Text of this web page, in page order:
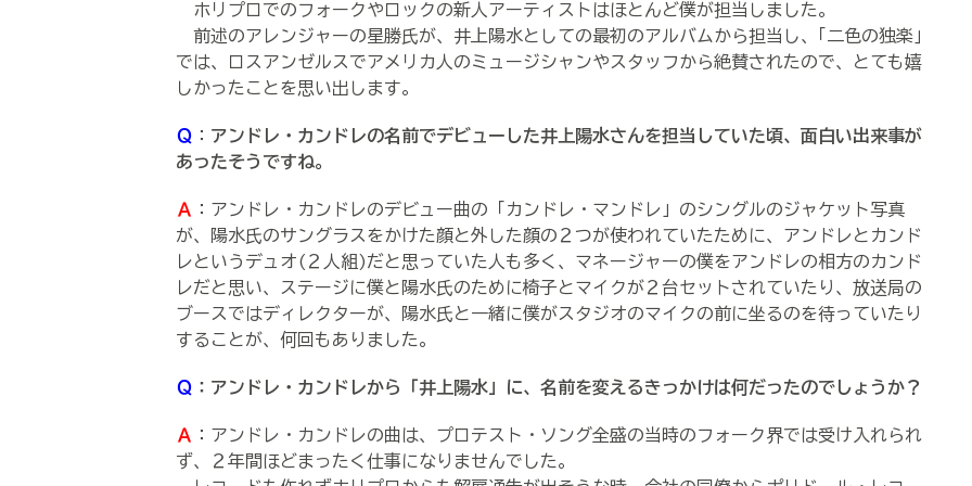
ホリプロでのフォークやロックの新人アーティストはほとんど僕が担当しました。
前述のアレンジャーの星勝氏が、井上陽水としての最初のアルバムから担当し、｢二色の独楽｣
では、ロスアンゼルスでアメリカ人のミュージシャンやスタッフから絶賛されたので、とても嬉
しかったことを思い出します。
Ｑ ： アンドレ・カンドレの名前でデビューした井上陽水さんを担当していた頃、 面白い出来事が
あったそうですね。
Ａ
：アンドレ・カンドレのデビュー曲の「カンドレ・マンドレ」のシングルのジャケット写真
が、陽水氏のサングラスをかけた顔と外した顔の２つが使われていたために、アンドレとカンド
レというデュオ(２人組)だと思っていた人も多く、マネージャーの僕をアンドレの相方のカンド
レだと思い、ステージに僕と陽水氏のために椅子とマイクが２台セットされていたり、放送局の
ブースではディレクターが、陽水氏と一緒に僕がスタジオのマイクの前に坐るのを待っていたり
することが、何回もありました。
Ｑ ：アンドレ・カンドレから「井上陽水」に、 名前を変えるきっかけは何だったのでしょうか？
Ａ
：アンドレ・カンドレの曲は、プロテスト・ソング全盛の当時のフォーク界では受け入れられ
ず、２年間ほどまったく仕事になりませんでした。